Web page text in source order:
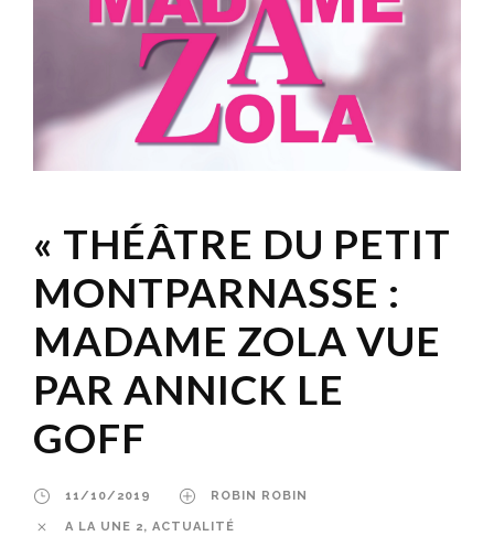
« THÉÂTRE DU PETIT
MONTPARNASSE :
MADAME ZOLA VUE
PAR ANNICK LE
GOFF
11/10/2019 ROBIN ROBIN
A LA UNE 2, ACTUALITÉ